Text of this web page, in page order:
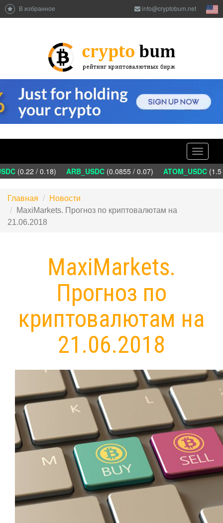
В избранное info@cryptobum.net
Toggle
(0.22 / 0.18) ARB_USDC(0.0855 / 0.07) ATOM_USDC(1.5
Главная
Новости
MaxiMarkets. Прогноз по криптовалютам на
21.06.2018
MaxiMarkets.
Прогноз по
криптовалютам на
21.06.2018